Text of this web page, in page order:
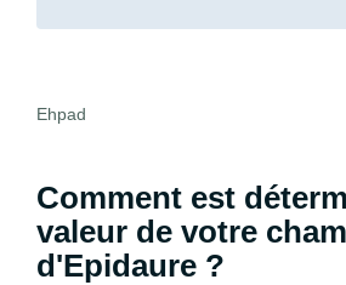
Ehpad
Comment est
valeur de votre
d'Epidaure ?